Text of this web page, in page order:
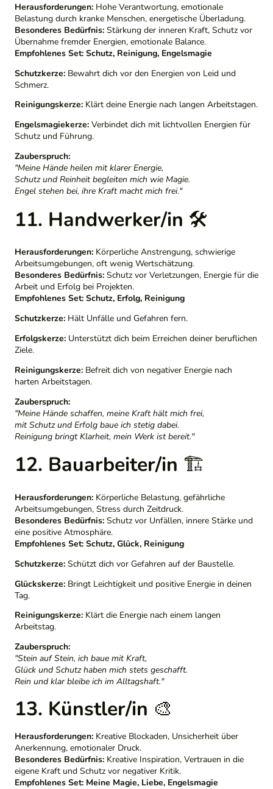
Herausforderungen: Hohe Verantwortung, emotionale
Belastung durch kranke Menschen, energetische Überladung.
Besonderes Bedürfnis: Stärkung der inneren Kraft, Schutz vor
Übernahme fremder Energien, emotionale Balance.
Empfohlenes Set: Schutz, Reinigung, Engelsmagie
Schutzkerze: Bewahrt dich vor den Energien von Leid und
Schmerz.
Reinigungskerze: Klärt deine Energie nach langen Arbeitstagen.
Engelsmagiekerze: Verbindet dich mit lichtvollen Energien für
Schutz und Führung.
Zauberspruch:
"Meine Hände heilen mit klarer Energie,
Schutz und Reinheit begleiten mich wie Magie.
Engel stehen bei, ihre Kraft macht mich frei."
11. Handwerker/in 🛠️
Herausforderungen: Körperliche Anstrengung, schwierige
Arbeitsumgebungen, oft wenig Wertschätzung.
Besonderes Bedürfnis: Schutz vor Verletzungen, Energie für die
Arbeit und Erfolg bei Projekten.
Empfohlenes Set: Schutz, Erfolg, Reinigung
Schutzkerze: Hält Unfälle und Gefahren fern.
Erfolgskerze: Unterstützt dich beim Erreichen deiner beruflichen
Ziele.
Reinigungskerze: Befreit dich von negativer Energie nach
harten Arbeitstagen.
Zauberspruch:
"Meine Hände schaffen, meine Kraft hält mich frei,
mit Schutz und Erfolg baue ich stetig dabei.
Reinigung bringt Klarheit, mein Werk ist bereit."
12. Bauarbeiter/in 🏗️
Herausforderungen: Körperliche Belastung, gefährliche
Arbeitsumgebungen, Stress durch Zeitdruck.
Besonderes Bedürfnis: Schutz vor Unfällen, innere Stärke und
eine positive Atmosphäre.
Empfohlenes Set: Schutz, Glück, Reinigung
Schutzkerze: Schützt dich vor Gefahren auf der Baustelle.
Glückskerze: Bringt Leichtigkeit und positive Energie in deinen
Tag.
Reinigungskerze: Klärt die Energie nach einem langen
Arbeitstag.
Zauberspruch:
"Stein auf Stein, ich baue mit Kraft,
Glück und Schutz haben mich stets geschafft.
Rein und klar bleibe ich im Alltagshaft."
13. Künstler/in 🎨
Herausforderungen: Kreative Blockaden, Unsicherheit über
Anerkennung, emotionaler Druck.
Besonderes Bedürfnis: Kreative Inspiration, Vertrauen in die
eigene Kraft und Schutz vor negativer Kritik.
Empfohlenes Set: Meine Magie, Liebe, Engelsmagie